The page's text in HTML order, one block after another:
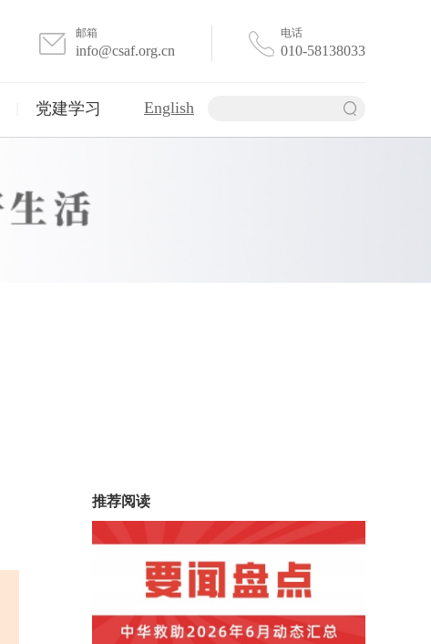
邮箱
info@csaf.org.cn
电话
010-58138033
党建学习 English
推荐阅读